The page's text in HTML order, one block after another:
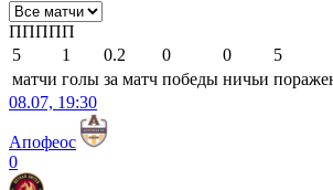
ППППП
5
1 0.2 0 0
5
матчи голы за матч победы ничьи
08.07, 19:30
Апофеос
0